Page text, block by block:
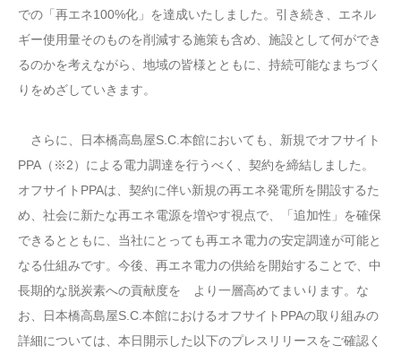
での「再エネ100%化」を達成いたしました。引き続き、エネル
ギー使用量そのものを削減する施策も含め、施設として何ができ
るのかを考えながら、地域の皆様とともに、持続可能なまちづく
りをめざしていきます。
さらに、日本橋高島屋S.C.本館においても、新規でオフサイト
PPA（※2）による電力調達を行うべく、契約を締結しました。
オフサイトPPAは、契約に伴い新規の再エネ発電所を開設するた
め、社会に新たな再エネ電源を増やす視点で、「追加性」を確保
できるとともに、当社にとっても再エネ電力の安定調達が可能と
なる仕組みです。今後、再エネ電力の供給を開始することで、中
長期的な脱炭素への貢献度を より一層高めてまいります。な
お、日本橋高島屋S.C.本館におけるオフサイトPPAの取り組みの
詳細については、本日開示した以下のプレスリリースをご確認く